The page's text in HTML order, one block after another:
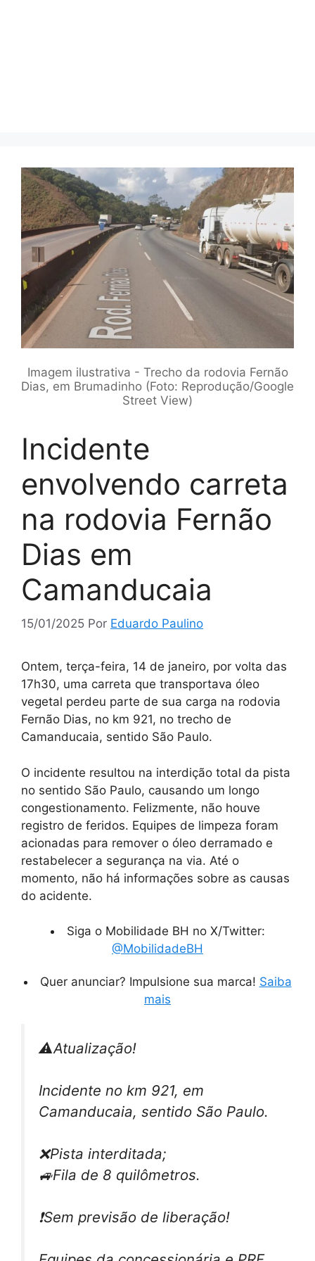
Imagem ilustrativa - Trecho da rodovia Fernão
Dias, em Brumadinho (Foto: Reprodução/Google
Street View)
Incidente
envolvendo carreta
na rodovia Fernão
Dias em
Camanducaia
15/01/2025 Por Eduardo Paulino
Ontem, terça-feira, 14 de janeiro, por volta das
17h30, uma carreta que transportava óleo
vegetal perdeu parte de sua carga na rodovia
Fernão Dias, no km 921, no trecho de
Camanducaia, sentido São Paulo.
O incidente resultou na interdição total da pista
no sentido São Paulo, causando um longo
congestionamento. Felizmente, não houve
registro de feridos. Equipes de limpeza foram
acionadas para remover o óleo derramado e
restabelecer a segurança na via. Até o
momento, não há informações sobre as causas
do acidente.
Siga o Mobilidade BH no X/Twitter:
@MobilidadeBH
Quer anunciar? Impulsione sua marca! Saiba
mais
⚠Atualização!
Incidente no km 921, em
Camanducaia, sentido São Paulo.
❌Pista interditada;
🚙Fila de 8 quilômetros.
❗Sem previsão de liberação!